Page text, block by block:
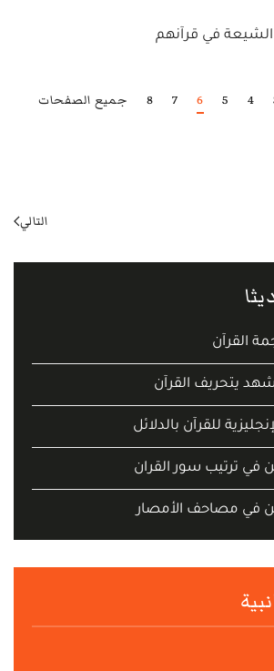
في قرآنهم
4
5
6
7
8 جميع الصفحات
التالي
القرآن
يتحريف القرآن
للقرآن بالدلائل
في ترتيب سور القران
في مصاحف الأمصار